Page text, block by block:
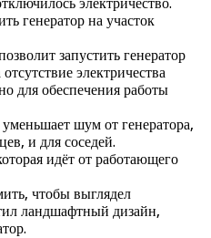
генератор на участок
запустить генератор
электричества
для обеспечения работы
шум от генератора,
и для соседей.
идёт от работающего
чтобы выглядел
ландшафтный дизайн,